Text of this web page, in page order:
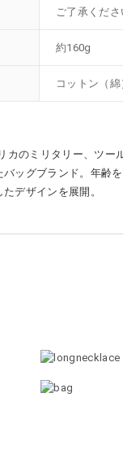
ご了承くださ
約160g
コットン（綿
カのミリタリー、ツ
バッグブランド。年齢
デザインを展開。